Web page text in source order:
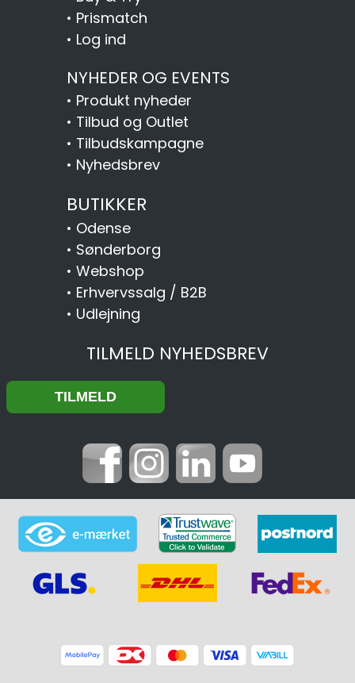
• Prismatch
• Log ind
NYHEDER OG EVENTS
• Produkt nyheder
• Tilbud og Outlet
• Tilbudskampagne
• Nyhedsbrev
BUTIKKER
• Odense
• Sønderborg
• Webshop
• Erhvervssalg / B2B
• Udlejning
TILMELD NYHEDSBREV